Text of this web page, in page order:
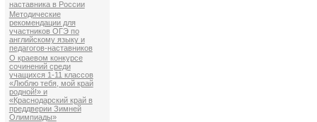
наставника в России
Методические
рекомендации для
участников ОГЭ по
английскому языку и
педагогов-наставников
О краевом конкурсе
сочинений среди
учащихся 1-11 классов
«Люблю тебя, мой край
родной!» и
«Краснодарский край в
преддверии Зимней
Олимпиады»